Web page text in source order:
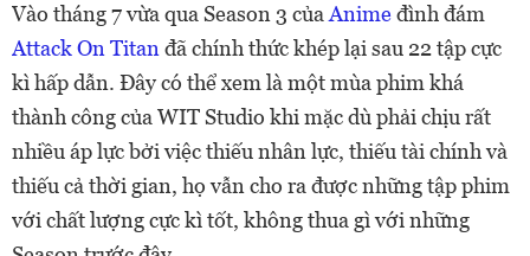
Vào tháng 7 vừa qua Season 3 củaAnimeđình đám
Attack On Titanđã chính thức khép lại sau 22 tập cực
kì hấp dẫn. Đây có thể xem là một mùa phim khá
thành công của WIT Studio khi mặc dù phải chịu rất
nhiều áp lực bởi việc thiếu nhân lực, thiếu tài chính và
thiếu cả thời gian, họ vẫn cho ra được những tập phim
với chất lượng cực kì tốt, không thua gì với những